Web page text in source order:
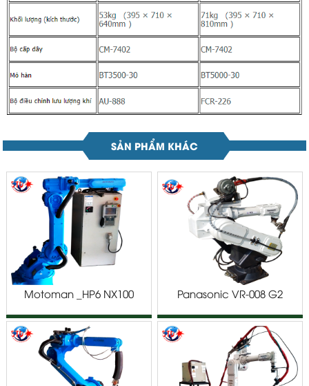
SẢN PHẨM KHÁC
Motoman _HP6 NX100 Panasonic VR-008 G2